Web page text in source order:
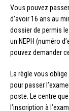
Vous pouvez
d’avoir 16 ans au
dossier de permis
un NEPH (numéro
pouvez demander
La règle vous
pour passer
poste. Le centre
l’inscription à